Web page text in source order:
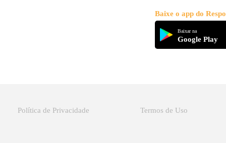
Baixe o app do
Baixar na
Google Play
Política de Privacidade Termos de Uso